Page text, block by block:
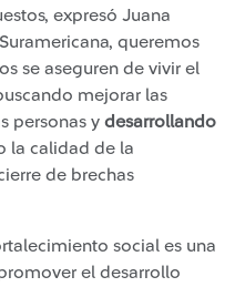
expresó Juana
queremos
se aseguren de vivir el
mejorar las
personas y desarrollando
la calidad de la
de brechas
social es una
el desarrollo